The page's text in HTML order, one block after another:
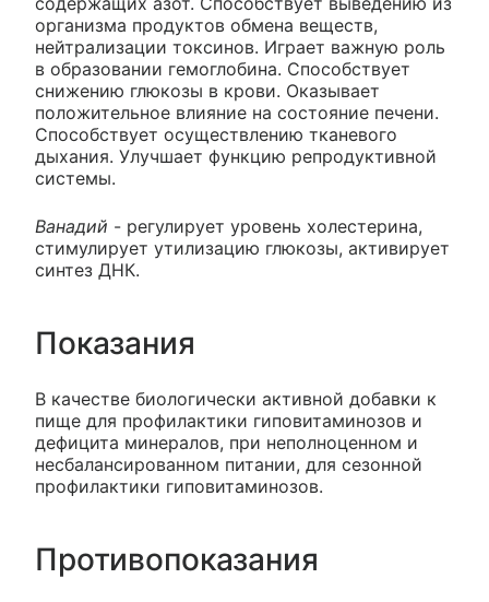
организма продуктов обмена веществ,
нейтрализации токсинов. Играет важную роль
в образовании гемоглобина. Способствует
снижению глюкозы в крови. Оказывает
положительное влияние на состояние печени.
Способствует осуществлению тканевого
дыхания. Улучшает функцию репродуктивной
системы.
Ванадий - регулирует уровень холестерина,
стимулирует утилизацию глюкозы, активирует
синтез ДНК.
Показания
В качестве биологически активной добавки к
пище для профилактики гиповитаминозов и
дефицита минералов, при неполноценном и
несбалансированном питании, для сезонной
профилактики гиповитаминозов.
Противопоказания